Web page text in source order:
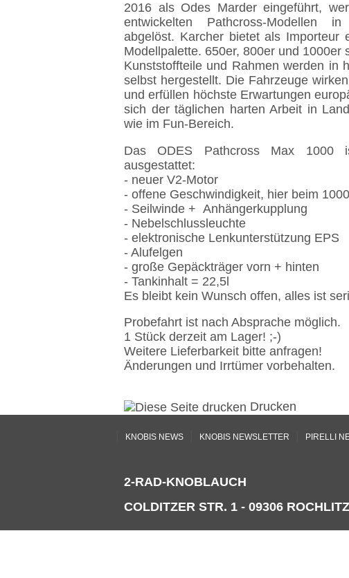
2016 als Odes Marder eingeführt,
entwickelten Pathcross-Modellen
abgelöst. Karcher bietet als Importeur
Modellpalette. 650er, 800er und 1000er
Kunststoffteile und Rahmen werden in
selbst hergestellt. Die Fahrzeuge
und erfüllen höchste Erwartungen
sich der täglichen harten Arbeit in
wie im Fun-Bereich.
Das ODES Pathcross Max 1000
ausgestattet:
- neuer V2-Motor
- offene Geschwindigkeit, hier beim
- Seilwinde + Anhängerkupplung
- Nebelschlussleuchte
- elektronische Lenkunterstützung EPS
- Alufelgen
- große Gepäckträger vorn + hinten
- Tankinhalt = 22,5l
Es bleibt kein Wunsch offen, alles ist
Probefahrt ist nach Absprache möglich.
1 Stück derzeit am Lager! ;-)
Weitere Lieferbarkeit bitte anfragen!
Änderungen und Irrtümer vorbehalten.
Drucken
KNOBIS NEWS KNOBIS NEWSLETTER PIRELLI
2-RAD-KNOBLAUCH
COLDITZER STR. 1 - 09306